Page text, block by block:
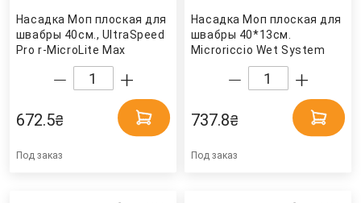
Насадка Моп плоская для
швабры 40см., UltraSpeed
Pro r-MicroLite Max
(173421) Vileda
Professional
672.5₴
Под заказ
Насадка Моп плоская для
швабры 40*13см.
Microriccio Wet System
микрофибра, зелен. TTS
737.8₴
Под заказ